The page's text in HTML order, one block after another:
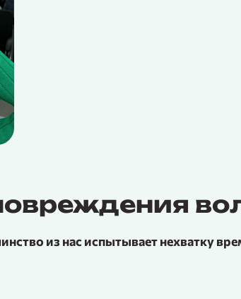
из нас испытывает нехватку